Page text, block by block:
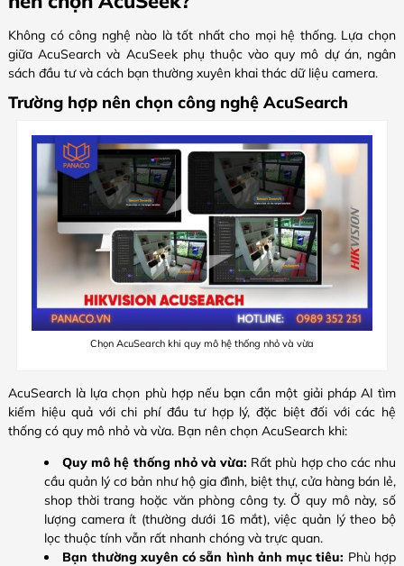
Không có công nghệ nào là tốt nhất cho mọi hệ thống. Lựa chọn
giữa AcuSearch và AcuSeek phụ thuộc vào quy mô dự án, ngân
sách đầu tư và cách bạn thường xuyên khai thác dữ liệu camera.
Trường hợp nên chọn công nghệ AcuSearch
Chọn AcuSearch khi quy mô hệ thống nhỏ và vừa
AcuSearch là lựa chọn phù hợp nếu bạn cần một giải pháp AI tìm
kiếm hiệu quả với chi phí đầu tư hợp lý, đặc biệt đối với các hệ
thống có quy mô nhỏ và vừa. Bạn nên chọn AcuSearch khi:
Quy mô hệ thống nhỏ và vừa: Rất phù hợp cho các nhu
cầu quản lý cơ bản như hộ gia đình, biệt thự, cửa hàng bán lẻ,
shop thời trang hoặc văn phòng công ty. Ở quy mô này, số
lượng camera ít (thường dưới 16 mắt), việc quản lý theo bộ
lọc thuộc tính vẫn rất nhanh chóng và trực quan.
Bạn thường xuyên có sẵn hình ảnh mục tiêu: Phù hợp